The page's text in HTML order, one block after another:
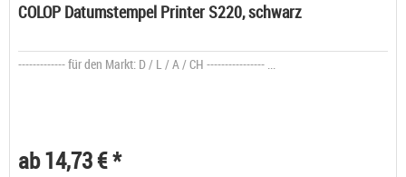
COLOP Datumstempel Printer S220, schwarz
------------- für den Markt: D / L / A / CH ---------------- ...
ab 14,73 € *